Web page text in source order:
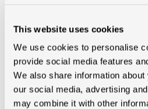
This website uses cookies
We use cookies to personalise
provide social media features
We also share information
our social media, advertising
may combine it with other
Confindustria Cultura
una politica
crescita,
competitività”